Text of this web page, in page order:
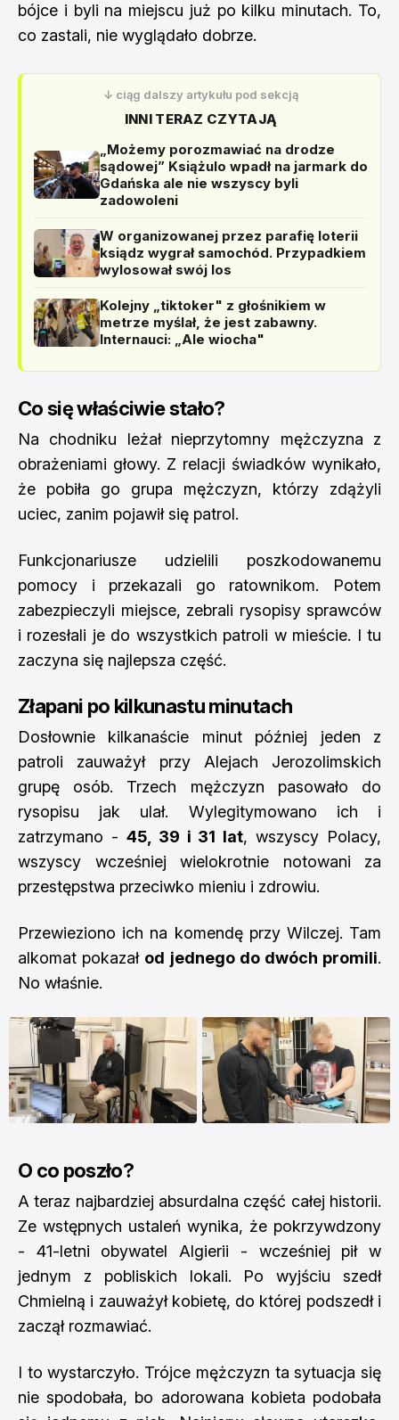
bójce i byli na miejscu już po kilku minutach. To,
co zastali, nie wyglądało dobrze.
↓ ciąg dalszy artykułu pod sekcją
INNI TERAZ CZYTAJĄ
„Możemy porozmawiać na drodze
sądowej” Książulo wpadł na jarmark do
Gdańska ale nie wszyscy byli
zadowoleni
W organizowanej przez parafię loterii
ksiądz wygrał samochód. Przypadkiem
wylosował swój los
Kolejny „tiktoker" z głośnikiem w
metrze myślał, że jest zabawny.
Internauci: „Ale wiocha"
Co się właściwie stało?
Na chodniku leżał nieprzytomny mężczyzna z
obrażeniami głowy. Z relacji świadków wynikało,
że pobiła go grupa mężczyzn, którzy zdążyli
uciec, zanim pojawił się patrol.
Funkcjonariusze udzielili poszkodowanemu
pomocy i przekazali go ratownikom. Potem
zabezpieczyli miejsce, zebrali rysopisy sprawców
i rozesłali je do wszystkich patroli w mieście. I tu
zaczyna się najlepsza część.
Złapani po kilkunastu minutach
Dosłownie kilkanaście minut później jeden z
patroli zauważył przy Alejach Jerozolimskich
grupę osób. Trzech mężczyzn pasowało do
rysopisu jak ulał. Wylegitymowano ich i
zatrzymano - 45, 39 i 31 lat, wszyscy Polacy,
wszyscy wcześniej wielokrotnie notowani za
przestępstwa przeciwko mieniu i zdrowiu.
Przewieziono ich na komendę przy Wilczej. Tam
alkomat pokazał od jednego do dwóch promili.
No właśnie.
O co poszło?
A teraz najbardziej absurdalna część całej historii.
Ze wstępnych ustaleń wynika, że pokrzywdzony
- 41-letni obywatel Algierii - wcześniej pił w
jednym z pobliskich lokali. Po wyjściu szedł
Chmielną i zauważył kobietę, do której podszedł i
zaczął rozmawiać.
I to wystarczyło. Trójce mężczyzn ta sytuacja się
nie spodobała, bo adorowana kobieta podobała